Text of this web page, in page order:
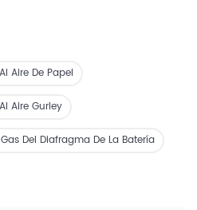
Aire De Papel
Aire Gurley
Del Diafragma De La Batería